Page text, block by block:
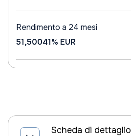
Rendimento a 24 mesi
51,50041% EUR
Scheda di dettaglio